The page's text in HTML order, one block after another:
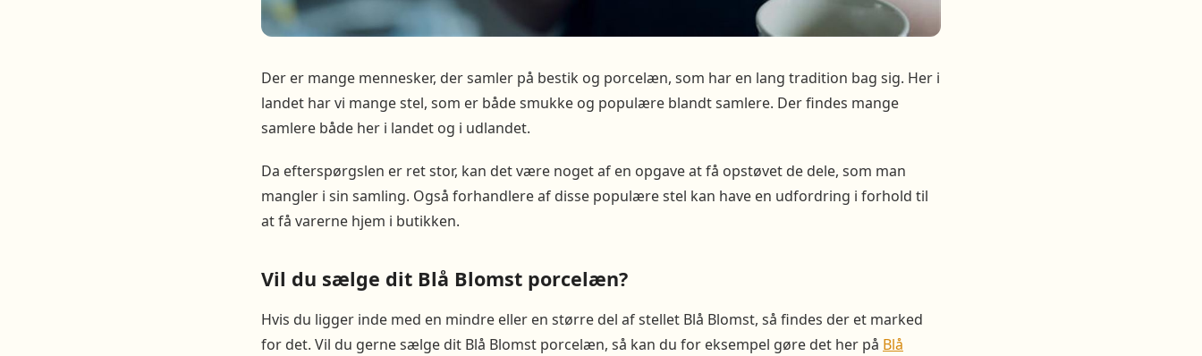
Der er mange mennesker, der samler på bestik og porcelæn, som har en lang tradition bag sig. Her i
landet har vi mange stel, som er både smukke og populære blandt samlere. Der findes mange
samlere både her i landet og i udlandet.
Da efterspørgslen er ret stor, kan det være noget af en opgave at få opstøvet de dele, som man
mangler i sin samling. Også forhandlere af disse populære stel kan have en udfordring i forhold til
at få varerne hjem i butikken.
Vil du sælge dit Blå Blomst porcelæn?
Hvis du ligger inde med en mindre eller en større del af stellet Blå Blomst, så findes der et marked
for det. Vil du gerne sælge dit Blå Blomst porcelæn, så kan du for eksempel gøre det her på Blå